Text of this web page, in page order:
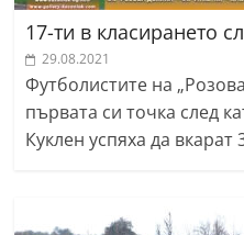
17-ти в класирането
29.08.2021
Футболистите на
първата си точка след
Куклен успяха да вкарат